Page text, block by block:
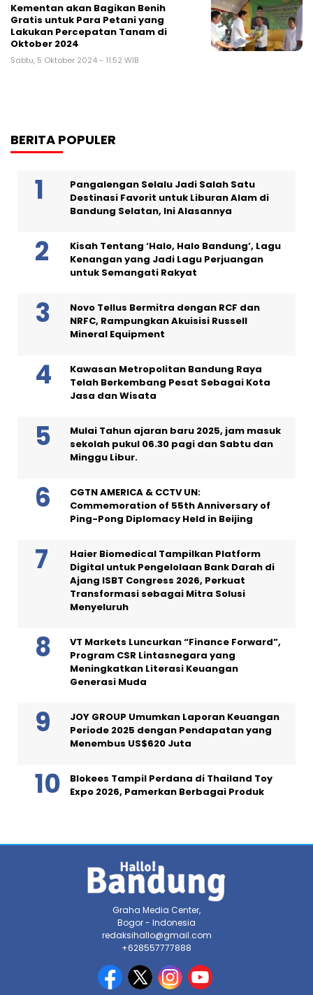
Kementan akan Bagikan Benih
Gratis untuk Para Petani yang
Lakukan Percepatan Tanam di
Oktober 2024
Sabtu, 5 Oktober 2024 - 11:52 WIB
BERITA POPULER
Pangalengan Selalu Jadi Salah Satu
Destinasi Favorit untuk Liburan Alam di
Bandung Selatan, Ini Alasannya
Kisah Tentang ‘Halo, Halo Bandung’, Lagu
Kenangan yang Jadi Lagu Perjuangan
untuk Semangati Rakyat
Novo Tellus Bermitra dengan RCF dan
NRFC, Rampungkan Akuisisi Russell
Mineral Equipment
Kawasan Metropolitan Bandung Raya
Telah Berkembang Pesat Sebagai Kota
Jasa dan Wisata
Mulai Tahun ajaran baru 2025, jam masuk
sekolah pukul 06.30 pagi dan Sabtu dan
Minggu Libur.
CGTN AMERICA & CCTV UN:
Commemoration of 55th Anniversary of
Ping-Pong Diplomacy Held in Beijing
Haier Biomedical Tampilkan Platform
Digital untuk Pengelolaan Bank Darah di
Ajang ISBT Congress 2026, Perkuat
Transformasi sebagai Mitra Solusi
Menyeluruh
VT Markets Luncurkan “Finance Forward”,
Program CSR Lintasnegara yang
Meningkatkan Literasi Keuangan
Generasi Muda
JOY GROUP Umumkan Laporan Keuangan
Periode 2025 dengan Pendapatan yang
Menembus US$620 Juta
Blokees Tampil Perdana di Thailand Toy
Expo 2026, Pamerkan Berbagai Produk
Graha Media Center,
Bogor - Indonesia
redaksihallo@gmail.com
+628557777888